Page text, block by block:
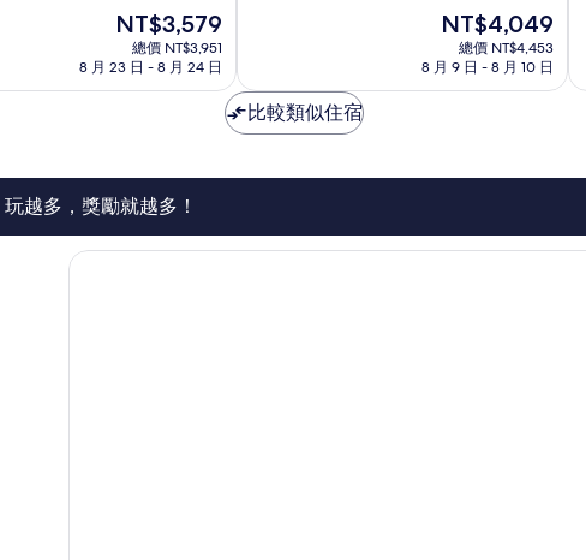
現
價
NT$3,579
總價 NT$3,951
8 月 23 日 - 8 月 24 日
好
極
了，
則
現
價
NT$4,049
總價 NT$4,453
8 月 9 日 - 8 月 10 日
比較類似住宿
越多，獎勵就越多！